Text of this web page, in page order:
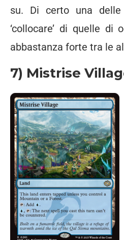
su. Di certo una
‘collocare’ di quelle di
abbastanza forte tra le
7) Mistrise